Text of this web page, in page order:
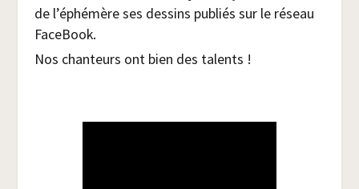
de l’éphémère ses des­sins publiés sur le réseau
FaceBook.
Nos chan­teurs ont bien des talents !